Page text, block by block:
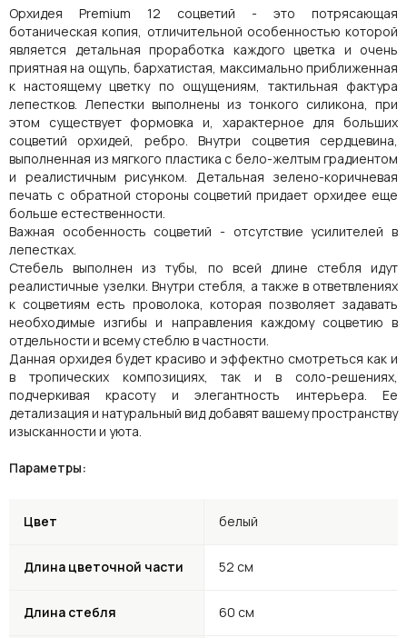
Орхидея Premium 12 соцветий - это потрясающая
ботаническая копия, отличительной особенностью которой
является детальная проработка каждого цветка и очень
приятная на ощупь, бархатистая, максимально приближенная
к настоящему цветку по ощущениям, тактильная фактура
лепестков. Лепестки выполнены из тонкого силикона, при
этом существует формовка и, характерное для больших
соцветий орхидей, ребро. Внутри соцветия сердцевина,
выполненная из мягкого пластика с бело-желтым градиентом
и реалистичным рисунком. Детальная зелено-коричневая
печать с обратной стороны соцветий придает орхидее еще
больше естественности.
Важная особенность соцветий - отсутствие усилителей в
лепестках.
Стебель выполнен из тубы, по всей длине стебля идут
реалистичные узелки. Внутри стебля, а также в ответвлениях
к соцветиям есть проволока, которая позволяет задавать
необходимые изгибы и направления каждому соцветию в
отдельности и всему стеблю в частности.
Данная орхидея будет красиво и эффектно смотреться как и
в тропических композициях, так и в соло-решениях,
подчеркивая красоту и элегантность интерьера. Ее
детализация и натуральный вид добавят вашему пространству
изысканности и уюта.
Параметры:
Цвет белый
Длина цветочной части 52 см
Длина стебля 60 см